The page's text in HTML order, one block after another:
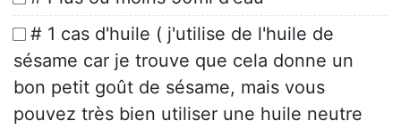
# 1 cas d'huile ( j'utilise de l'huile de
sésame car je trouve que cela donne un
bon petit goût de sésame, mais vous
pouvez très bien utiliser une huile neutre